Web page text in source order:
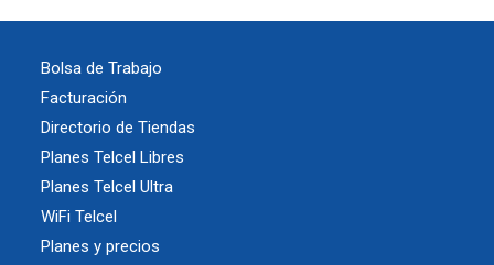
Bolsa de Trabajo
Facturación
Directorio de Tiendas
Planes Telcel Libres
Planes Telcel Ultra
WiFi Telcel
Planes y precios